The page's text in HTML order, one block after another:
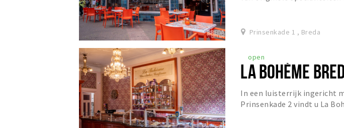
Prinsenkade 1 , Breda
open
LA BOHÈME
In een luisterrijk ingericht
Prinsenkade 2 vindt u La